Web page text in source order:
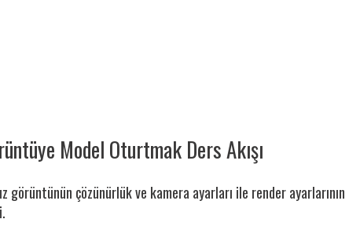
Model Oturtmak Ders Akışı
görüntünün çözünürlük ve kamera ayarları ile render ayarlarının